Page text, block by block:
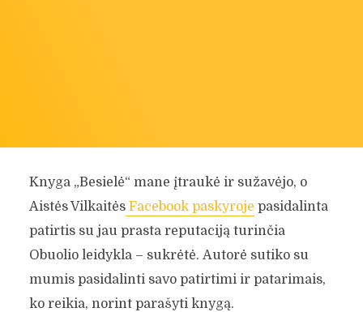
Knyga „Besielė“ mane įtraukė ir sužavėjo, o
Aistės VilkaitėsFacebook paskyroje pasidalinta
patirtis su jau prasta reputaciją turinčia
Obuolio leidykla – sukrėtė. Autorė sutiko su
mumis pasidalinti savo patirtimi ir patarimais,
ko reikia, norint parašyti knygą.